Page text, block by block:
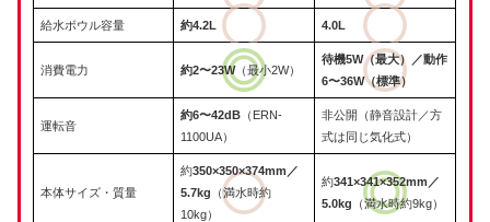
給水ボウル容量 約4.2L 4.0L
消費電力 約2〜23W（最小2W）
待機5W（最大）／動作
6〜36W（標準）
運転音
約6〜42dB（ERN-
1100UA）
非公開（静音設計／方
式は同じ気化式）
本体サイズ・質量
約350×350×374mm／
5.7kg （満水時約
10kg）
約341×341×352mm／
5.0kg （満水時約9kg）